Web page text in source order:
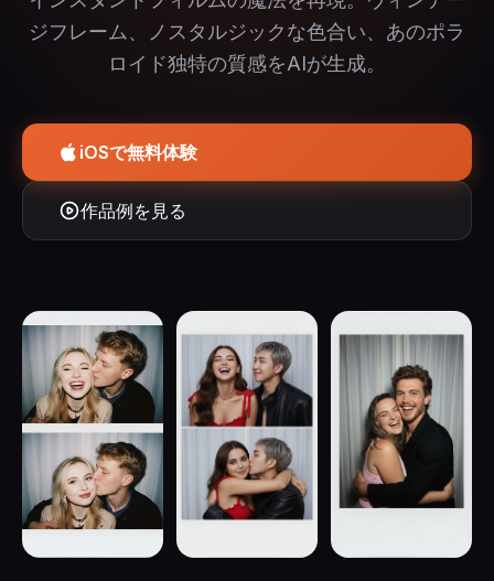
ジフレーム、ノスタルジックな色合い、あのポラ
ロイド独特の質感をAIが生成。
iOSで無料体験
作品例を見る